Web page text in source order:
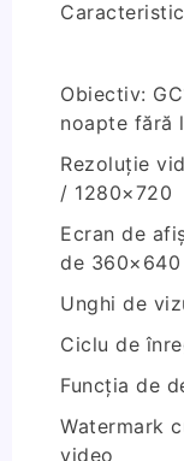
Obiectiv:
noapte fără
Rezoluție
/ 1280×720
Ecran de
de 360×640
Unghi de
Ciclu de
Funcția de
Watermark
video